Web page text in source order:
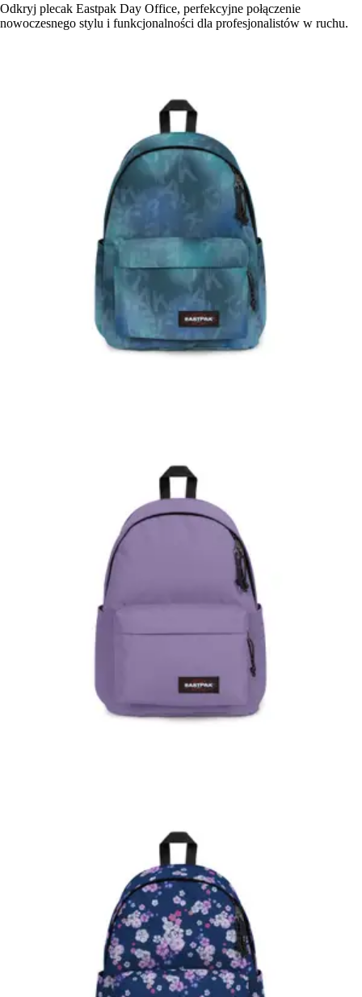
Odkryj plecak Eastpak Day Office, perfekcyjne połączenie
nowoczesnego stylu i funkcjonalności dla profesjonalistów w ruchu.